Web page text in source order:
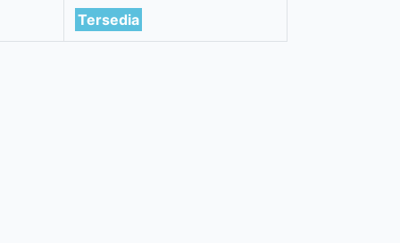
Tersedia